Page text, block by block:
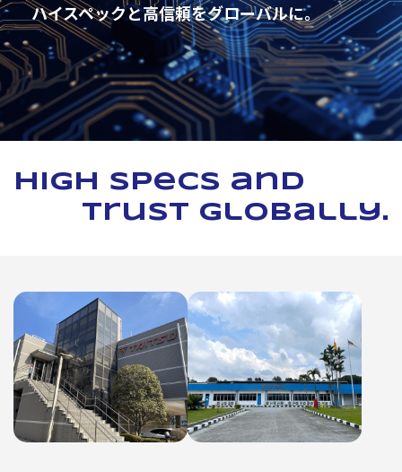
ハイスペックと高信頼をグローバルに。
High specs and
trust globally.